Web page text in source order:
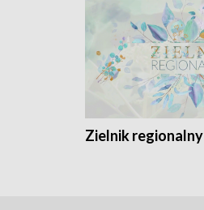
Zielnik regionalny